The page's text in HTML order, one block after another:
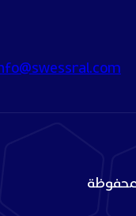
info@swessral.com